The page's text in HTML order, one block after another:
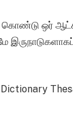
கொண்டு ஒர்
இருநாடுகளாகப்